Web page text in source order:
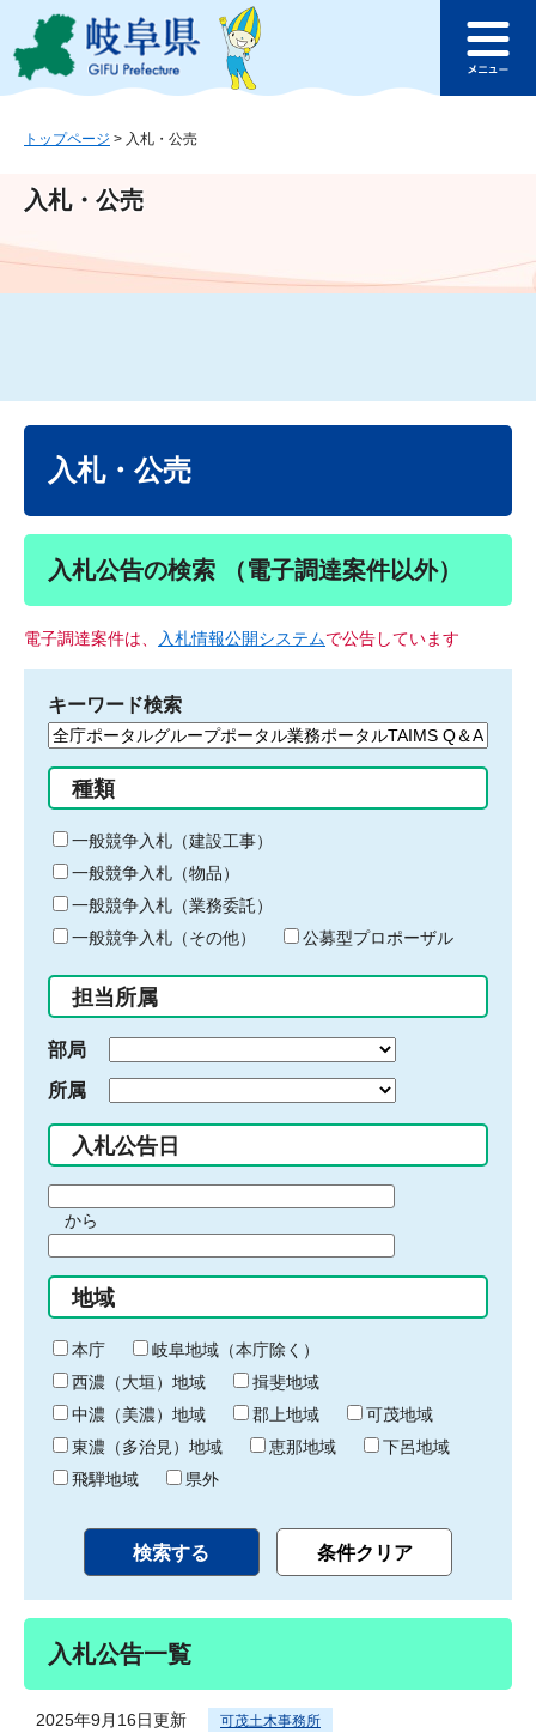
ジ
ュ
文
このページの本文へ
ュ
トップページ > 入札・公売
入札・公売
入札・公売
入札公告の検索 （電子調達案件以外）
電子調達案件は、 入札情報公開システムで公告しています
キーワード検索
検
る
キ
ー
ワ
ー
ド
入
力
種類
一般競争入札（建設工事）
一般競争入札（物品）
一般競争入札（業務委託）
一般競争入札（その他）
公募型プロポーザル
担当所属
部局
所属
入札公告日
間
始
り
から
間
終
わ
り
地域
本庁
岐阜地域（本庁除く）
西濃（大垣）地域
揖斐地域
中濃（美濃）地域
郡上地域
可茂地域
東濃（多治見）地域
恵那地域
下呂地域
飛騨地域
県外
入札公告一覧
2025年9月16日更新 可茂土木事務所